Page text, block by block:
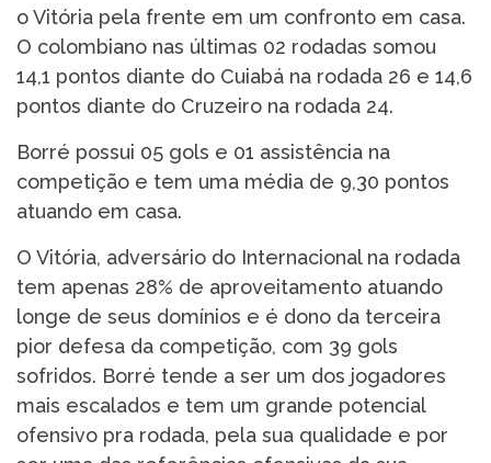
o Vitória pela frente em um confronto em casa.
O colombiano nas últimas 02 rodadas somou
14,1 pontos diante do Cuiabá na rodada 26 e 14,6
pontos diante do Cruzeiro na rodada 24.
Borré possui 05 gols e 01 assistência na
competição e tem uma média de 9,30 pontos
atuando em casa.
O Vitória, adversário do Internacional na rodada
tem apenas 28% de aproveitamento atuando
longe de seus domínios e é dono da terceira
pior defesa da competição, com 39 gols
sofridos. Borré tende a ser um dos jogadores
mais escalados e tem um grande potencial
ofensivo pra rodada, pela sua qualidade e por